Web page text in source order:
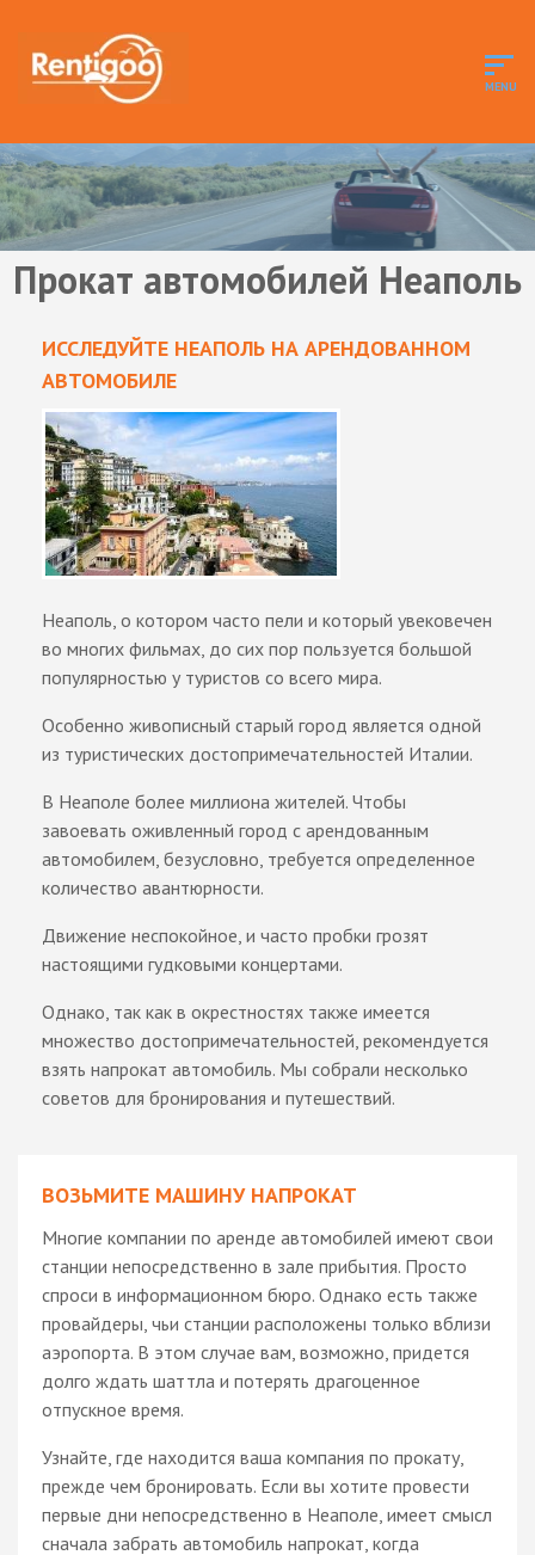
Прокат автомобилей Неаполь
ИССЛЕДУЙТЕ НЕАПОЛЬ НА АРЕНДОВАННОМ
АВТОМОБИЛЕ
Неаполь, о котором часто пели и который увековечен
во многих фильмах, до сих пор пользуется большой
популярностью у туристов со всего мира.
Особенно живописный старый город является одной
из туристических достопримечательностей Италии.
В Неаполе более миллиона жителей. Чтобы
завоевать оживленный город с арендованным
автомобилем, безусловно, требуется определенное
количество авантюрности.
Движение неспокойное, и часто пробки грозят
настоящими гудковыми концертами.
Однако, так как в окрестностях также имеется
множество достопримечательностей, рекомендуется
взять напрокат автомобиль. Мы собрали несколько
советов для бронирования и путешествий.
ВОЗЬМИТЕ МАШИНУ НАПРОКАТ
Многие компании по аренде автомобилей имеют свои
станции непосредственно в зале прибытия. Просто
спроси в информационном бюро. Однако есть также
провайдеры, чьи станции расположены только вблизи
аэропорта. В этом случае вам, возможно, придется
долго ждать шаттла и потерять драгоценное
отпускное время.
Узнайте, где находится ваша компания по прокату,
прежде чем бронировать. Если вы хотите провести
первые дни непосредственно в Неаполе, имеет смысл
сначала забрать автомобиль напрокат, когда